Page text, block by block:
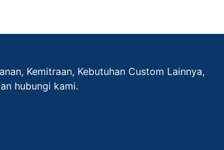
Kemitraan, Kebutuhan Custom Lainnya,
hubungi kami.